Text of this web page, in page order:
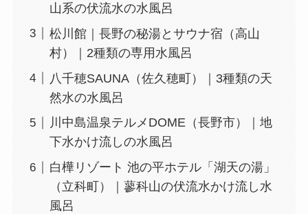
山系の伏流水の水風呂
松川館｜長野の秘湯とサウナ宿（高山
村）｜2種類の専用水風呂
八千穂SAUNA（佐久穂町）｜3種類の天
然水の水風呂
川中島温泉テルメDOME（長野市）｜地
下水かけ流しの水風呂
白樺リゾート 池の平ホテル「湖天の湯」
（立科町）｜蓼科山の伏流水かけ流し水
風呂